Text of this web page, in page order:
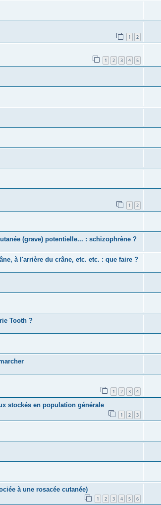
1 2
1 2 3 4 5
1 2
(grave) potentielle... : schizophrène ?
à l'arrière du crâne, etc. etc. : que faire ?
Tooth ?
1 2 3 4
stockés en population générale
1 2 3
à une rosacée cutanée)
1 2 3 4 5 6